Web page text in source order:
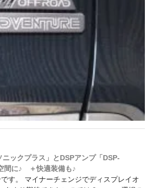
ックプラス」とDSPアンプ「DSP-
間に♪ ＋快適装備も♪
です。 マイナーチェンジでディスプレイオ